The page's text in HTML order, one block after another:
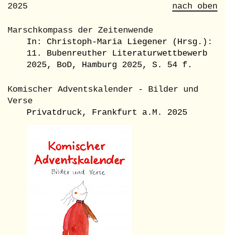
2025 nach oben
Marschkompass der Zeitenwende
In: Christoph-Maria Liegener (Hrsg.):
11. Bubenreuther Literaturwettbewerb
2025, BoD, Hamburg 2025, S. 54 f.
Komischer Adventskalender - Bilder und
Verse
Privatdruck, Frankfurt a.M. 2025